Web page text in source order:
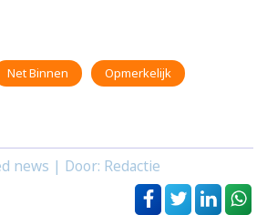
Net Binnen Opmerkelijk
news | Door: Redactie